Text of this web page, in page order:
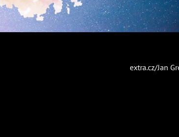
extra.cz/Jan